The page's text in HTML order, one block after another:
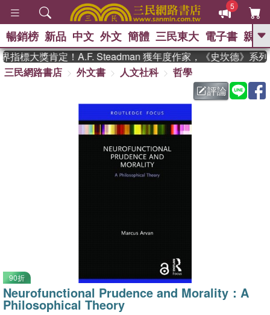
5
GO
熱搜： 東野圭吾 、
父親節 、 如果歷
暑期推薦 、 國際布克
獎 臺灣漫遊錄
登輝時代 、 數學女孩：黎曼猜想
偉大的迷走神經
暢銷榜 新品 中文 外文 簡體 三民東大 電子書 親子
標大獎肯定！A.F. Steadman 獲年度作家，《史坎德》系列
三民網路書店
外文書 人文社科
哲學
評論
90折
Neurofunctional Prudence and Morality：A
Philosophical Theory